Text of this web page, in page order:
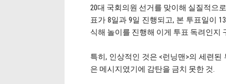
20대 국회의원 선거를 맞이해 실질적으
표가 8일과 9일 진행되고, 본 투표일이
식해 놀이를 진행해 이게 투표 독려인지
특히, 인상적인 것은 <런닝맨>의 세련
은 메시지였기에 감탄을 금치 못한 것.